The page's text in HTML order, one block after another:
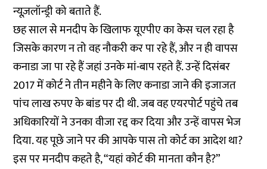
न्यूज़लॉन्ड्री को बताते हैं.
छह साल से मनदीप के खिलाफ यूएपीए का केस चल रहा है
जिसके कारण न तो वह नौकरी कर पा रहे हैं, और न ही वापस
कनाडा जा पा रहे हैं जहां उनके मां-बाप रहते हैं. उन्हें दिसंबर
2017 में कोर्ट ने तीन महीने के लिए कनाडा जाने की इजाजत
पांच लाख रुपए के बांड पर दी थी. जब वह एयरपोर्ट पहुंचे तब
अधिकारियों ने उनका वीजा रद्द कर दिया और उन्हें वापस भेज
दिया. यह पूछे जाने पर की आपके पास तो कोर्ट का आदेश था?
इस पर मनदीप कहते है, “यहां कोर्ट की मानता कौन है?”